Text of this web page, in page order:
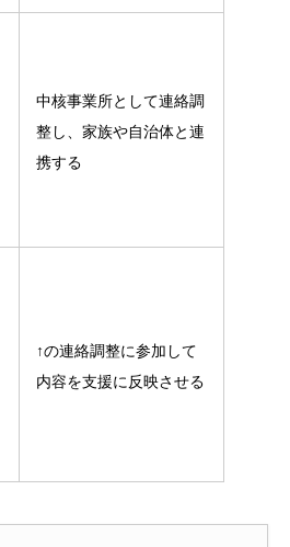
中核事業所として連絡調
整し、家族や自治体と連
携する
↑の連絡調整に参加して
内容を支援に反映させる